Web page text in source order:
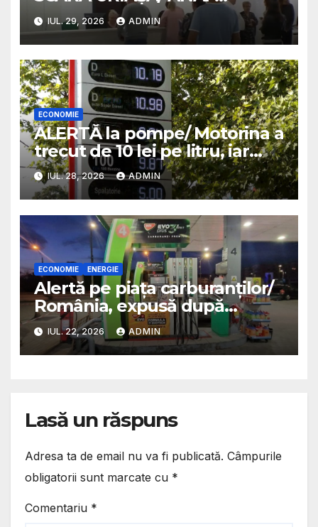
pregătește sute de mii de
decizii de impunere/
Veniturile din străinătate
nedeclarate, luate la verificat
IUL. 29, 2026 ADMIN
ECONOMIE
ALERTĂ la pompe/ Motorina a
trecut de 10 lei pe litru, iar
unele benzinării au rămas
fără carburant
IUL. 28, 2026 ADMIN
ECONOMIE ENERGIE
Alertă pe piața carburanților/
România, expusă după
blocarea petrolului kazah/
Scumpirile la pompă depind
de durata crizei
IUL. 22, 2026 ADMIN
Lasă un răspuns
Adresa ta de email nu va fi publicată. Câmpurile
obligatorii sunt marcate cu *
Comentariu *